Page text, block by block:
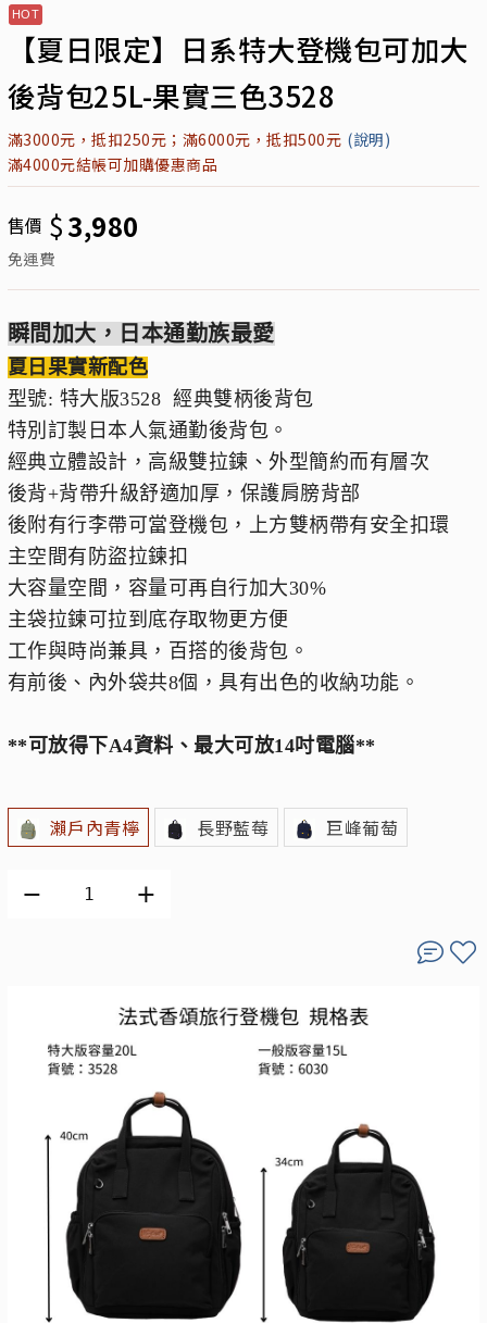
【夏日限定】日系特大登機包可加大
後背包25L-果實三色3528
滿3000元，抵扣250元；滿6000元，抵扣500元 (說明)
滿4000元結帳可加購優惠商品
售價 $3,980
免運費
瞬間加大，日本通勤族最愛
夏日果實新配色
型號: 特大版3528 經典雙柄後背包
特別訂製日本人氣通勤後背包。
經典立體設計，高級雙拉鍊、外型簡約而有層次
後背+背帶升級舒適加厚，保護肩膀背部
後附有行李帶可當登機包，上方雙柄帶有安全扣環
主空間有防盜拉鍊扣
大容量空間，容量可再自行加大30%
主袋拉鍊可拉到底存取物更方便
工作與時尚兼具，百搭的後背包。
有前後、內外袋共8個，具有出色的收納功能。
**可放得下A4資料、最大可放14吋電腦**
瀨戶內青檸 長野藍莓 巨峰葡萄